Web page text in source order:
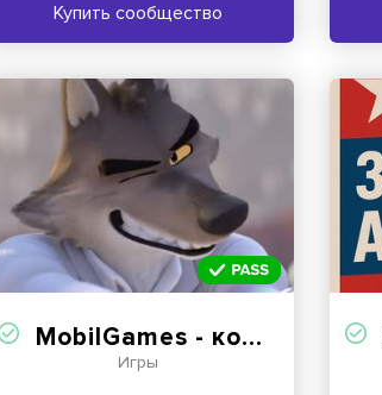
Купить сообщество
MobilGames - коды для игр
Игры